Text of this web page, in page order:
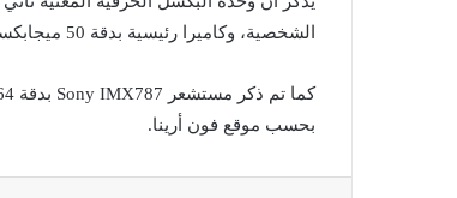
الشخصية، وكاميرا رئيسية بدقة 50 ميجابكسل، والجيل الثاني من شريحة تينسور من جوجل.
بحسب موقع فون أرينا.